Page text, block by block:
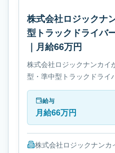
株式会社ロジックナ
型トラックドライバ
｜月給66万円
株式会社ロジックナンカイ
型・準中型トラックドライ
中型トラックです。勤務時
す。必要免許は- 中型自動
給与
月給66万円
株式会社ロジックナンカ